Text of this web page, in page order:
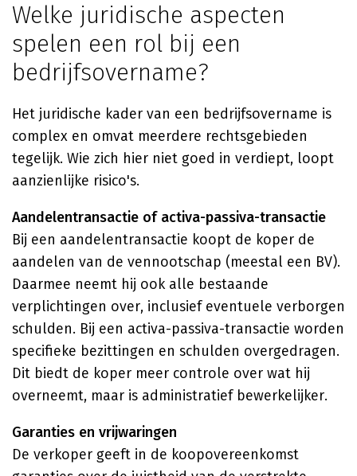
Welke juridische aspecten
spelen een rol bij een
bedrijfsovername?
Het juridische kader van een bedrijfsovername is
complex en omvat meerdere rechtsgebieden
tegelijk. Wie zich hier niet goed in verdiept, loopt
aanzienlijke risico's.
Aandelentransactie of activa-passiva-transactie
Bij een aandelentransactie koopt de koper de
aandelen van de vennootschap (meestal een BV).
Daarmee neemt hij ook alle bestaande
verplichtingen over, inclusief eventuele verborgen
schulden. Bij een activa-passiva-transactie worden
specifieke bezittingen en schulden overgedragen.
Dit biedt de koper meer controle over wat hij
overneemt, maar is administratief bewerkelijker.
Garanties en vrijwaringen
De verkoper geeft in de koopovereenkomst